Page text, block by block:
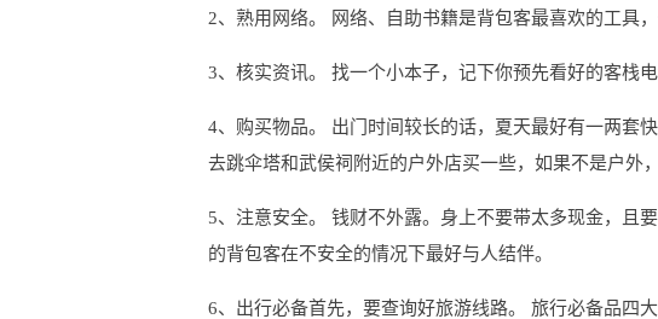
2、熟用网络。 网络、自助书籍是背包客最喜欢的工具
3、核实资讯。 找一个小本子，记下你预先看好的客栈
4、购买物品。 出门时间较长的话，夏天最好有一两套
去跳伞塔和武侯祠附近的户外店买一些，如果不是户外
5、注意安全。 钱财不外露。身上不要带太多现金，且
的背包客在不安全的情况下最好与人结伴。
6、出行必备首先，要查询好旅游线路。 旅行必备品四